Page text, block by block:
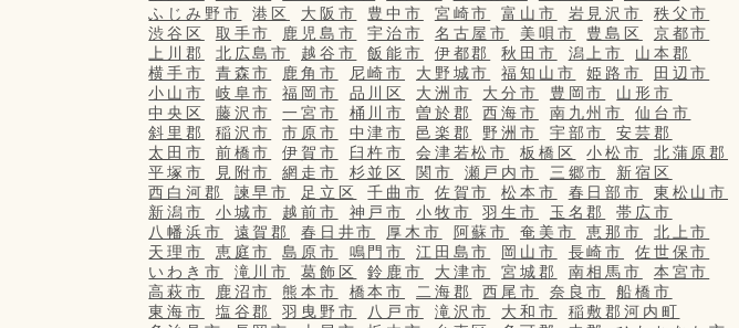
ふじみ野市
港区 大阪市 豊中市 宮崎市 富山市 岩見沢市
秩父市
渋谷区
取手市 鹿児島市 宇治市 名古屋市 美唄市 豊島区
京都市
上川郡
北広島市 越谷市 飯能市 伊都郡 秋田市 潟上市
山本郡
横手市
青森市 鹿角市 尼崎市 大野城市 福知山市 姫路市
田辺市
小山市
岐阜市 福岡市 品川区 大洲市 大分市 豊岡市
山形市
中央区
藤沢市 一宮市 桶川市 曽於郡 西海市 南九州市
仙台市
斜里郡
稲沢市 市原市 中津市 邑楽郡 野洲市 宇部市
安芸郡
太田市
前橋市 伊賀市 臼杵市 会津若松市 板橋区 小松市
北蒲原郡
平塚市
見附市 網走市 杉並区 関市 瀬戸内市 三郷市
新宿区
西白河郡
諫早市 足立区 千曲市 佐賀市 松本市 春日部市
東松山市
新潟市
小城市 越前市 神戸市 小牧市 羽生市 玉名郡
帯広市
八幡浜市
遠賀郡 春日井市 厚木市 阿蘇市 奄美市 恵那市
北上市
天理市
恵庭市 島原市 鳴門市 江田島市 岡山市 長崎市
佐世保市
いわき市
滝川市 葛飾区 鈴鹿市 大津市 宮城郡 南相馬市
本宮市
高萩市
鹿沼市 熊本市 橋本市 二海郡 西尾市 奈良市
船橋市
東海市
塩谷郡 羽曳野市 八戸市 滝沢市 大和市
稲敷郡河内町